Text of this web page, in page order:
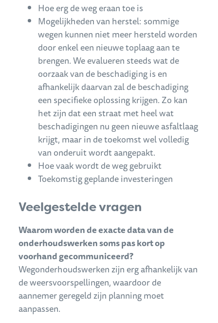
Hoe erg de weg eraan toe is
Mogelijkheden van herstel: sommige
wegen kunnen niet meer hersteld worden
door enkel een nieuwe toplaag aan te
brengen. We evalueren steeds wat de
oorzaak van de beschadiging is en
afhankelijk daarvan zal de beschadiging
een specifieke oplossing krijgen. Zo kan
het zijn dat een straat met heel wat
beschadigingen nu geen nieuwe asfaltlaag
krijgt, maar in de toekomst wel volledig
van onderuit wordt aangepakt.
Hoe vaak wordt de weg gebruikt
Toekomstig geplande investeringen
Veelgestelde vragen
Waarom worden de exacte data van de
onderhoudswerken soms pas kort op
voorhandgecommuniceerd?
Wegonderhoudswerken zijn erg afhankelijk van
de weersvoorspellingen, waardoor de
aannemer geregeld zijn planning moet
aanpassen.